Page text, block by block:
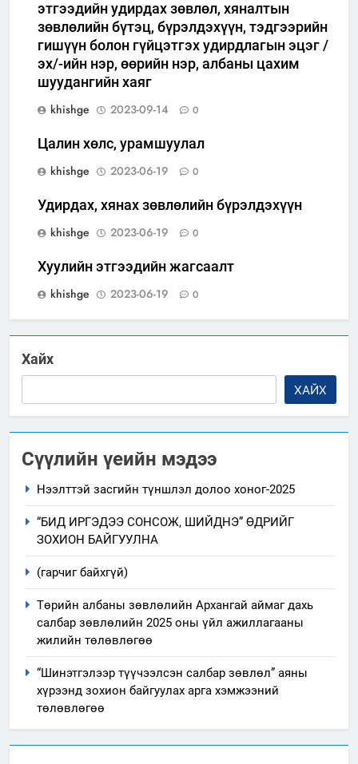
этгээдийн удирдах зөвлөл, хяналтын
зөвлөлийн бүтэц, бүрэлдэхүүн, тэдгээрийн
гишүүн болон гүйцэтгэх удирдлагын эцэг /
эх/-ийн нэр, өөрийн нэр, албаны цахим
шуудангийн хаяг
khishge
2023-09-14 0
Цалин хөлс, урамшуулал
khishge
2023-06-19 0
Удирдах, хянах зөвлөлийн бүрэлдэхүүн
khishge
2023-06-19 0
Хуулийн этгээдийн жагсаалт
khishge
2023-06-19 0
Хайх
ХАЙХ
Сүүлийн үеийн мэдээ
Нээлттэй засгийн түншлэл долоо хоног-2025
“БИД ИРГЭДЭЭ СОНСОЖ, ШИЙДНЭ” ӨДРИЙГ
ЗОХИОН БАЙГУУЛНА
(гарчиг байхгүй)
Төрийн албаны зөвлөлийн Архангай аймаг дахь
салбар зөвлөлийн 2025 оны үйл ажиллагааны
жилийн төлөвлөгөө
“Шинэтгэлээр түүчээлсэн салбар зөвлөл” аяны
хүрээнд зохион байгуулах арга хэмжээний
төлөвлөгөө